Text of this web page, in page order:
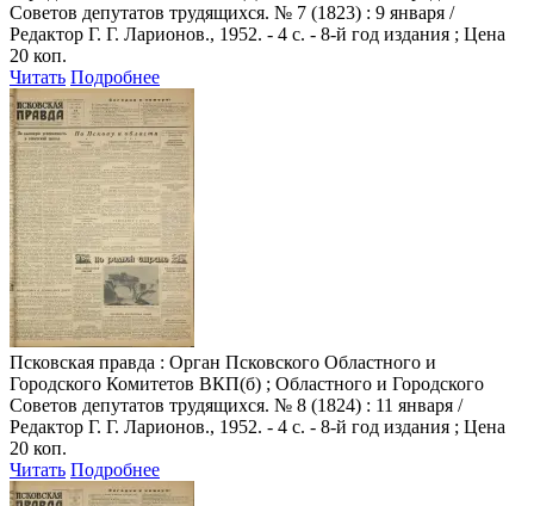
Советов депутатов трудящихся. № 7 (1823) : 9 января /
Редактор Г. Г. Ларионов., 1952. - 4 с. - 8-й год издания ; Цена
20 коп.
Читать Подробнее
Псковская правда : Орган Псковского Областного и
Городского Комитетов ВКП(б) ; Областного и Городского
Советов депутатов трудящихся. № 8 (1824) : 11 января /
Редактор Г. Г. Ларионов., 1952. - 4 с. - 8-й год издания ; Цена
20 коп.
Читать Подробнее